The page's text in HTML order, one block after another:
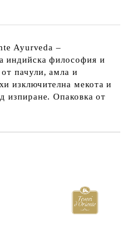
Ayurveda –
индийска философия и
пачули, амла и
изключителна мекота и
изпиране. Опаковка от